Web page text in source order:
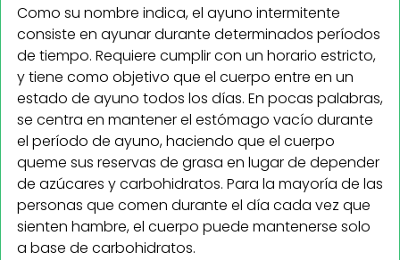
Como su nombre indica, el ayuno intermitente
consiste en ayunar durante determinados períodos
de tiempo. Requiere cumplir con un horario estricto,
y tiene como objetivo que el cuerpo entre en un
estado de ayuno todos los días. En pocas palabras,
se centra en mantener el estómago vacío durante
el período de ayuno, haciendo que el cuerpo
queme sus reservas de grasa en lugar de depender
de azúcares y carbohidratos. Para la mayoría de las
personas que comen durante el día cada vez que
sienten hambre, el cuerpo puede mantenerse solo
a base de carbohidratos.